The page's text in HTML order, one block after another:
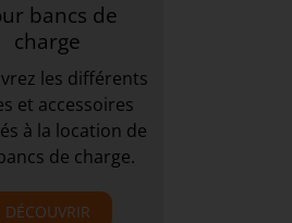
bancs de
charge
les différents
et accessoires
à la location de
de charge.
DÉCOUVRIR